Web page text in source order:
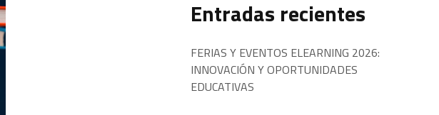
Entradas recientes
FERIAS Y EVENTOS ELEARNING 2026:
INNOVACIÓN Y OPORTUNIDADES
EDUCATIVAS